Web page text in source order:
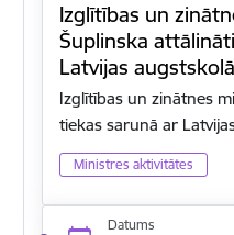
Izglītības un
Šuplinska
Latvijas
Izglītības un zinātnes
tiekas sarunā ar
Ministres aktivitātes
Datums